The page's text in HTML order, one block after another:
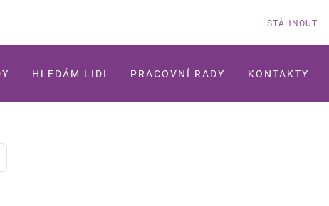
STÁHNOUT
HLEDÁM LIDI PRACOVNÍ RADY KONTAKTY